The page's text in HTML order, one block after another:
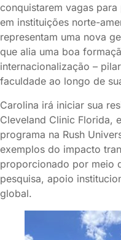
conquistarem vagas
em instituições norte-
representam uma nova
que alia uma boa
internacionalização –
faculdade ao longo de
Carolina irá iniciar sua
Cleveland Clinic Florida,
programa na Rush
exemplos do impacto
proporcionado por meio
pesquisa, apoio
global.